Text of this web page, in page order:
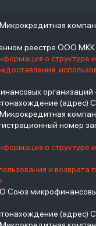
Микрокредитная
реестре ООО
о
организаций
(адрес)
Микрокредитная
номер
о
и
(адрес)